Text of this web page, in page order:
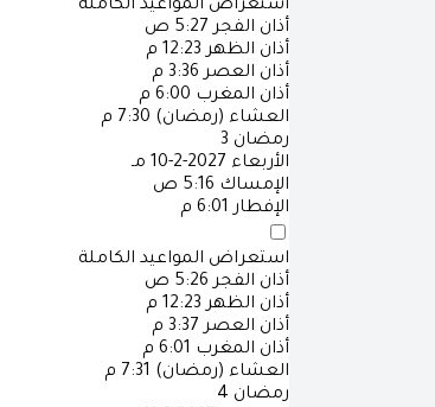
استعراض المواعيد الكاملة
أذان الفجر 5:27 ص
أذان الظهر 12:23 م
أذان العصر 3:36 م
أذان المغرب 6:00 م
العشاء (رمضان) 7:30 م
رمضان 3
الأربعاء 2027-2-10 مـ
الإمساك 5:16 ص
الإفطار 6:01 م
استعراض المواعيد الكاملة
أذان الفجر 5:26 ص
أذان الظهر 12:23 م
أذان العصر 3:37 م
أذان المغرب 6:01 م
العشاء (رمضان) 7:31 م
رمضان 4